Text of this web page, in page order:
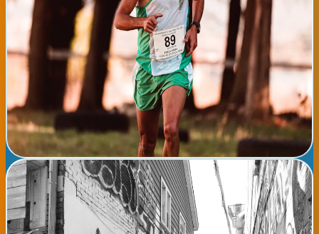
kilómetros competitiva y una marcha de 5 kilómetros para
familias y usuarios de todas las edades. La salida será desde la
Avenida Abandoibarra y el recorrido transcurrirá por las
principales arterias de la ciudad. La inscripción es gratuita para
residentes del municipio de Bilbao e inscritos en la comunidad. El
evento promueve hábitos de vida saludables y la convivencia
ciudadana a través del deporte. Se proporcionarán dorsales,
avituallamiento y certificado de participación. Se espera la
participación de más de 3.000 corredores.
Ver detalles completos →
📅domingo, 09 de agosto de 2026
Donostia Cultural Market - Feria de Artesanos y
Emprendedores Locales